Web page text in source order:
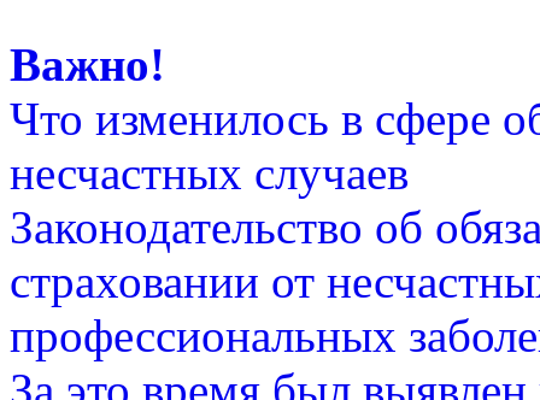
Важно!
Что изменилось в сфере
несчастных случаев
Законодательство об
страховании от
профессиональных